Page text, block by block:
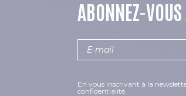
ABONNEZ-
En vous inscrivant à la
confidentialité.